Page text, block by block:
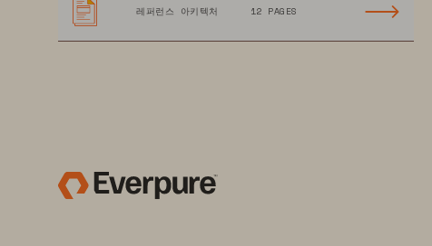
레퍼런스 아키텍처 12 PAGES